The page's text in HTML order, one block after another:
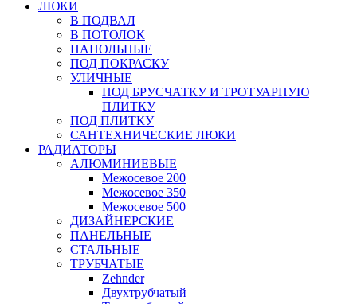
ЛЮКИ
В ПОДВАЛ
В ПОТОЛОК
НАПОЛЬНЫЕ
ПОД ПОКРАСКУ
УЛИЧНЫЕ
ПОД БРУСЧАТКУ И ТРОТУАРНУЮ
ПЛИТКУ
ПОД ПЛИТКУ
САНТЕХНИЧЕСКИЕ ЛЮКИ
РАДИАТОРЫ
АЛЮМИНИЕВЫЕ
Межосевое 200
Межосевое 350
Межосевое 500
ДИЗАЙНЕРСКИЕ
ПАНЕЛЬНЫЕ
СТАЛЬНЫЕ
ТРУБЧАТЫЕ
Zehnder
Двухтрубчатый